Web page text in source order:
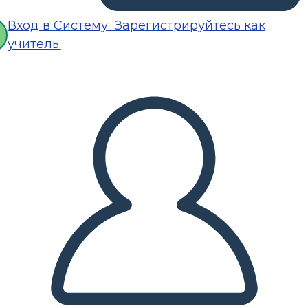
Вход в Систему Зарегистрируйтесь как
учитель.